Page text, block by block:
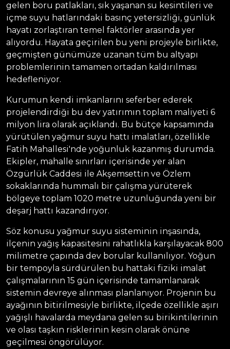
gelen boru patlakları, sık yaşanan su kesintileri ve
içme suyu hatlarındaki basınç yetersizliği, günlük
hayatı zorlaştıran temel faktörler arasında yer
alıyordu. Hayata geçirilen bu yeni projeyle birlikte,
geçmişten günümüze uzanan tüm bu altyapı
problemlerinin tamamen ortadan kaldırılması
hedefleniyor.
Kurumun kendi imkanlarını seferber ederek
projelendirdiği bu dev yatırımın toplam maliyeti 6
milyon lira olarak açıklandı. Bu bütçe kapsamında
yürütülen yağmur suyu hattı imalatları, özellikle
Fatih Mahallesi'nde yoğunluk kazanmış durumda.
Ekipler, mahalle sınırları içerisinde yer alan
Özgürlük Caddesi ile Akşemsettin ve Özlem
sokaklarında hummalı bir çalışma yürüterek
bölgeye toplam 1020 metre uzunluğunda yeni bir
deşarj hattı kazandırıyor.
Söz konusu yağmur suyu sisteminin inşasında,
ilçenin yağış kapasitesini rahatlıkla karşılayacak 800
milimetre çapında dev borular kullanılıyor. Yoğun
bir tempoyla sürdürülen bu hattaki fiziki imalat
çalışmalarının 15 gün içerisinde tamamlanarak
sistemin devreye alınması planlanıyor. Projenin bu
ayağının bitirilmesiyle birlikte, ilçede özellikle aşırı
yağışlı havalarda meydana gelen su birikintilerinin
ve olası taşkın risklerinin kesin olarak önüne
geçilmesi öngörülüyor.